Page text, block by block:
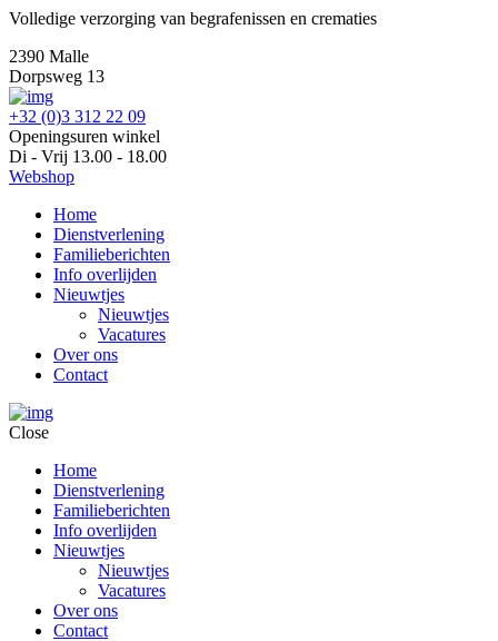
Volledige verzorging van begrafenissen en crematies
2390 Malle
Dorpsweg 13
+32 (0)3 312 22 09
Openingsuren winkel
Di - Vrij 13.00 - 18.00
Webshop
Home
Dienstverlening
Familieberichten
Info overlijden
Nieuwtjes
Nieuwtjes
Vacatures
Over ons
Contact
Close
Home
Dienstverlening
Familieberichten
Info overlijden
Nieuwtjes
Nieuwtjes
Vacatures
Over ons
Contact